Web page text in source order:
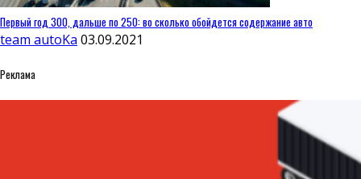
Первый год 300, дальше по 250: во сколько обойдется содержание авто
team autoKa 03.09.2021
Реклама